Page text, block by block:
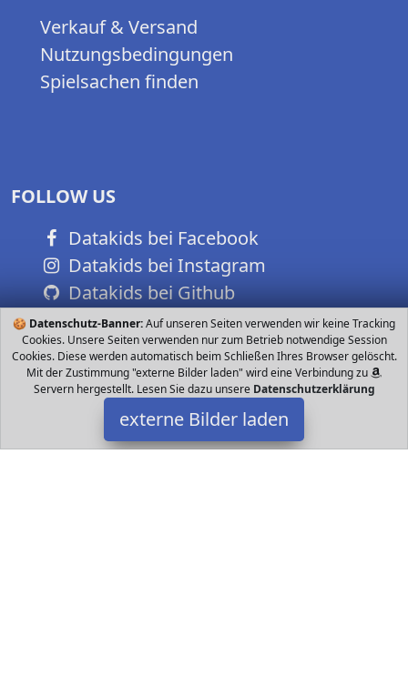
🍪 Datenschutz-Banner:Auf unseren Seiten verwenden wir keine Tracking
Cookies. Unsere Seiten verwenden nur zum Betrieb notwendige Session
Cookies. Diese werden automatisch beim Schließen Ihres Browser gelöscht.
Mit der Zustimmung "externe Bilder laden" wird eine Verbindung zu
Servern hergestellt. Lesen Sie dazu unsere Datenschutzerklärung
externe Bilder laden
Verkauf & Versand
Nutzungsbedingungen
Spielsachen finden
FOLLOW US
Datakids bei Facebook
Datakids bei Instagram
Datakids bei Github